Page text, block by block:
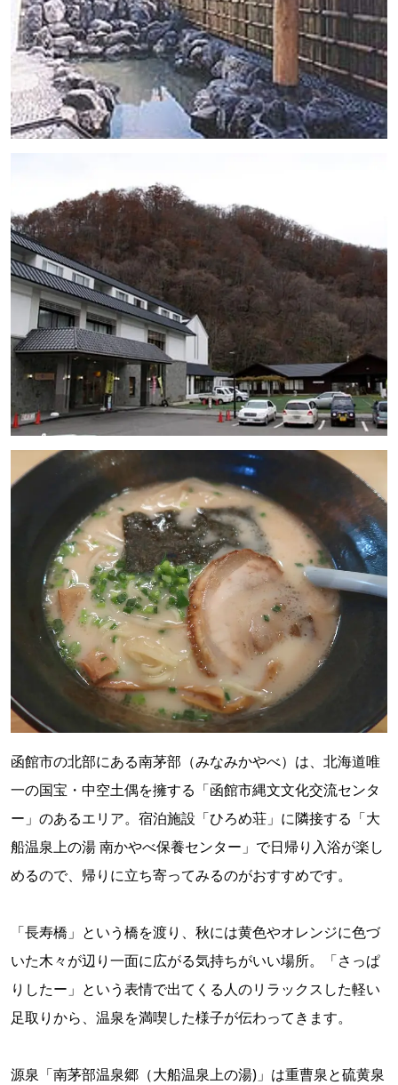
函館市の北部にある南茅部（みなみかやべ）は、北海道唯
一の国宝・中空土偶を擁する「函館市縄文文化交流センタ
ー」のあるエリア。宿泊施設「ひろめ荘」に隣接する「大
船温泉上の湯 南かやべ保養センター」で日帰り入浴が楽し
めるので、帰りに立ち寄ってみるのがおすすめです。
「長寿橋」という橋を渡り、秋には黄色やオレンジに色づ
いた木々が辺り一面に広がる気持ちがいい場所。「さっぱ
りしたー」という表情で出てくる人のリラックスした軽い
足取りから、温泉を満喫した様子が伝わってきます。
源泉「南茅部温泉郷（大船温泉上の湯)」は重曹泉と硫黄泉